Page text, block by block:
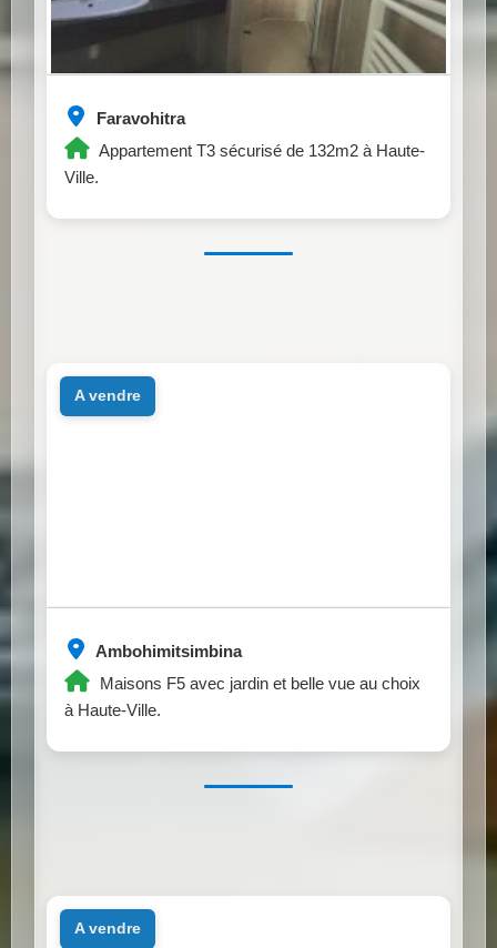
Faravohitra
Appartement T3 sécurisé de 132m2 à Haute-
Ville.
Ambohimitsimbina
Maisons F5 avec jardin et belle vue au choix
à Haute-Ville.
a vendre
a vendre